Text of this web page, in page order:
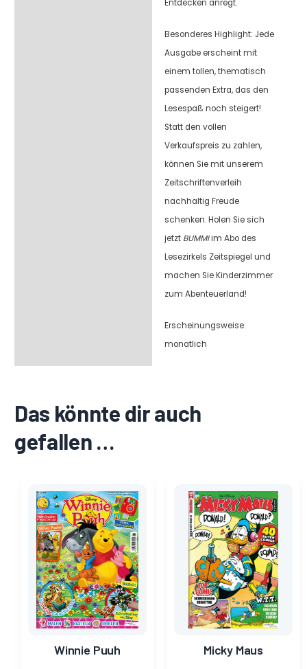
Entdecken anregt.
Besonderes Highlight: Jede
Ausgabe erscheint mit
einem tollen, thematisch
passenden Extra, das den
Lesespaß noch steigert!
Statt den vollen
Verkaufspreis zu zahlen,
können Sie mit unserem
Zeitschriftenverleih
nachhaltig Freude
schenken. Holen Sie sich
jetzt BUMMIim Abo des
Lesezirkels Zeitspiegel und
machen Sie Kinderzimmer
zum Abenteuerland!
Erscheinungsweise:
monatlich
Das könnte dir auch
gefallen …
Winnie Puuh
Preis
war:
5,99 €
Preis
ist:
0,70 €.
Micky Maus
Preis
war:
4,99 €
Preis
ist:
1,75 €.